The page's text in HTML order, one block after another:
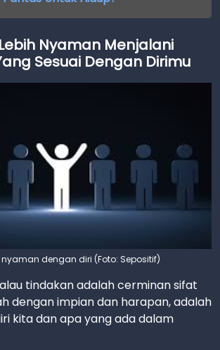
Nyaman Menjalani
Sesuai Dengan Dirimu
dengan diri (Foto: Sepositif)
tindakan adalah cerminan sifat
dengan impian dan harapan, adalah
kita dan apa yang ada dalam